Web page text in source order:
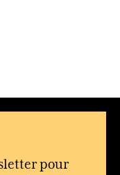
limitée, mettant
à l’honneur.
jasmin, iris et
en permanence ?
pour